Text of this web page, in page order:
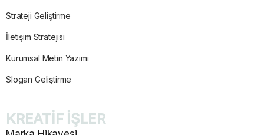
Strateji Geliştirme
İletişim Stratejisi
Kurumsal Metin Yazımı
Slogan Geliştirme
KREATİF İŞLER